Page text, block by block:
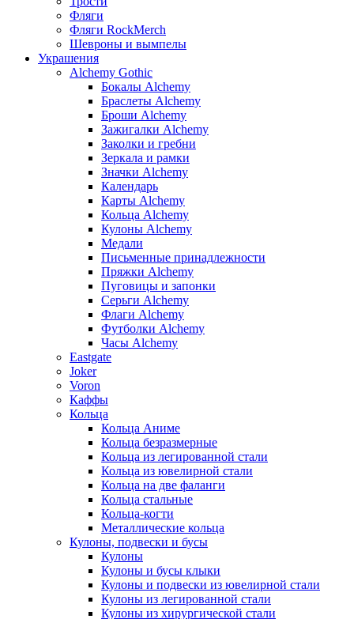
Фляги
Фляги RockMerch
Шевроны и вымпелы
Украшения
Alchemy Gothic
Бокалы Alchemy
Браслеты Alchemy
Броши Alchemy
Зажигалки Alchemy
Заколки и гребни
Зеркала и рамки
Значки Alchemy
Календарь
Карты Alchemy
Кольца Alchemy
Кулоны Alchemy
Медали
Письменные принадлежности
Пряжки Alchemy
Пуговицы и запонки
Серьги Alchemy
Флаги Alchemy
Футболки Alchemy
Часы Alchemy
Eastgate
Joker
Voron
Каффы
Кольца
Кольца Аниме
Кольца безразмерные
Кольца из легированной стали
Кольца из ювелирной стали
Кольца на две фаланги
Кольца стальные
Кольца-когти
Металлические кольца
Кулоны, подвески и бусы
Кулоны
Кулоны и бусы клыки
Кулоны и подвески из ювелирной стали
Кулоны из легированной стали
Кулоны из хирургической стали